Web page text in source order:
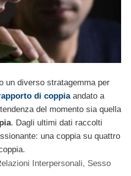
un diverso stratagemma per
di coppiaandato a
del momento sia quella
. Dagli ultimi dati raccolti
una coppia su quattro
Interpersonali, Sesso